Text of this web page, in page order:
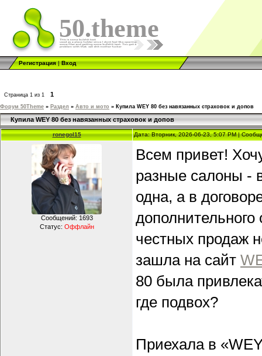
50.theme
Регистрация|Вход
Страница 1 из 1 1
Форум 50Theme » Раздел » Авто и мото » Купила WEY 80 без навязанных страховок и допов
Купила WEY 80 без навязанных страховок и допов
ronegol15 Дата: Вторник, 2026-06-23, 5:07 PM |
Сообщений: 1693
Статус: Оффлайн
Всем привет!
разные салоны -
одна, а в
честных продаж
зашла на сайт
80 была
где подвох?
Приехала в